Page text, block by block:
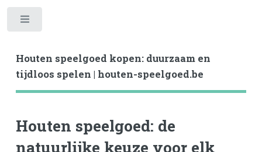
Houten speelgoed kopen: duurzaam en
tijdloos spelen | houten-speelgoed.be
Houten speelgoed: de
natuurlijke keuze voor elk